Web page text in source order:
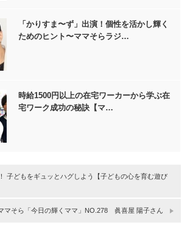
「かりすま〜ず」出演！個性を活かし輝く
ためのヒント〜ママそらラジ…
時給1500円以上の在宅ワーカーから学ぶ在
宅ワーク成功の秘訣【マ…
子どもをギュッとハグしよう【子どもの心を育む遊び
マそら「今日の輝くママ」NO.278 眞喜屋 陽子さん